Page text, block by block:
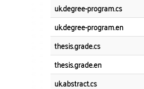
uk.degree-program.cs
uk.degree-program.en
thesis.grade.cs
thesis.grade.en
uk.abstract.cs